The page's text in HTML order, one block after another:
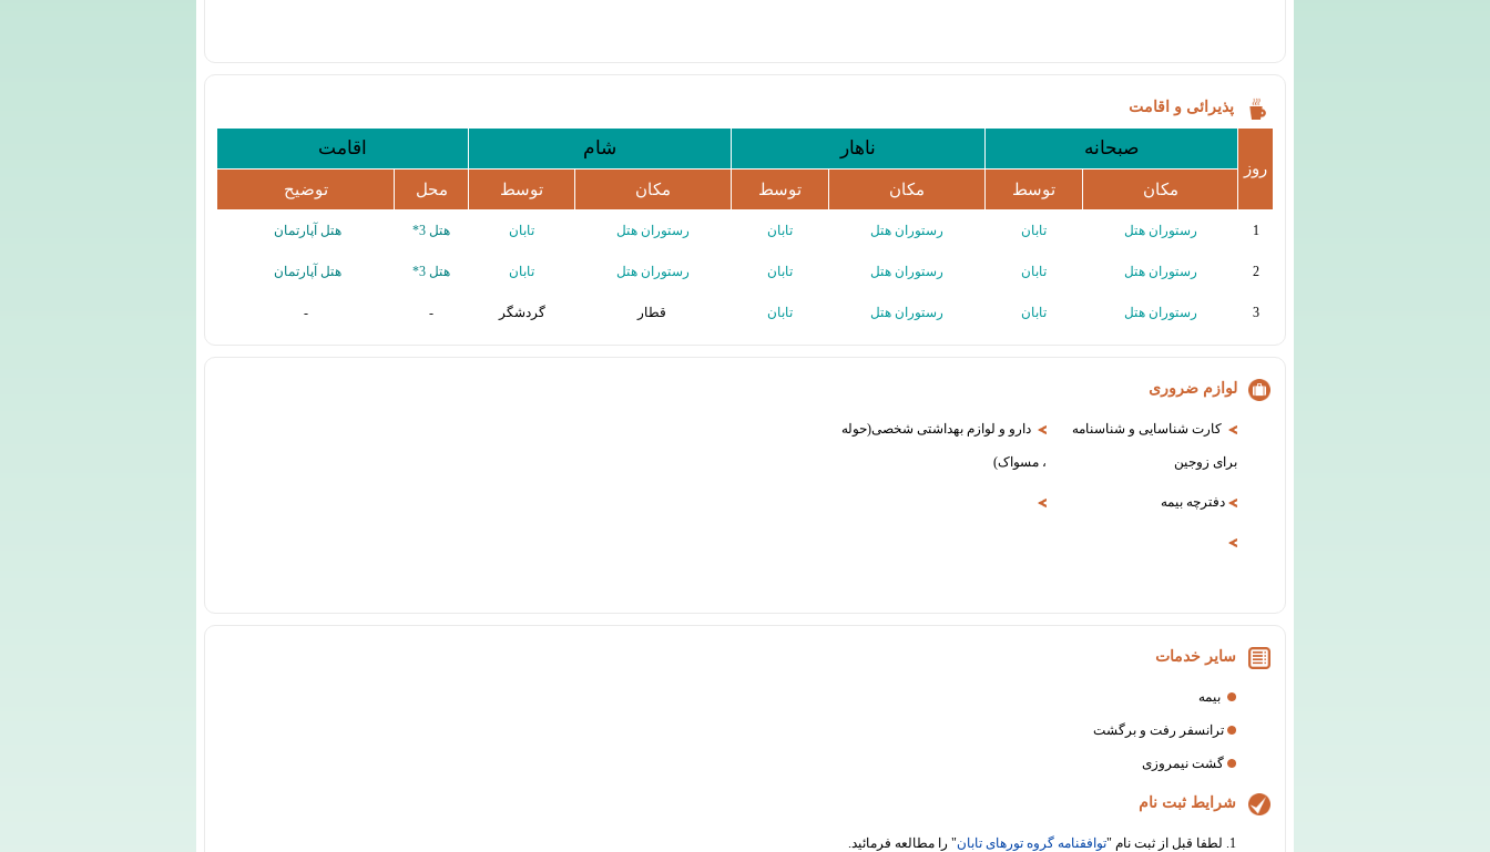
پذیرائی و اقامت
روز
صبحانه ناهار شام اقامت
مکان توسط مکان توسط مکان توسط محل توضیح
1 رستوران هتل تابان رستوران هتل تابان رستوران هتل تابان هتل 3* هتل آپارتمان
2 رستوران هتل تابان رستوران هتل تابان رستوران هتل تابان هتل 3* هتل آپارتمان
3 رستوران هتل تابان رستوران هتل تابان قطار گردشگر -
-
لوازم ضروری
کارت شناسایی و شناسنامه
برای زوجین
دارو و لوازم بهداشتی شخصی(حوله
، مسواک)
دفترچه بیمه
سایر خدمات
بیمه
ترانسفر رفت و برگشت
گشت نیمروزی
شرایط ثبت نام
1. لطفا قبل از ثبت نام " توافقنامه گروه تورهای تابان" را مطالعه فرمائید.